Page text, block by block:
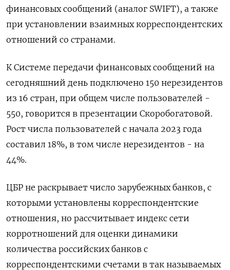
финансовых сообщений (аналог SWIFT), а также
при установлении взаимных корреспондентских
отношений со странами.
К Системе передачи финансовых сообщений на
сегодняшний день подключено 150 нерезидентов
из 16 стран, при общем числе пользователей -
550, говорится в презентации Скоробогатовой.
Рост числа пользователей с начала 2023 года
составил 18%, в том числе нерезидентов - на
44%.
ЦБР не раскрывает число зарубежных банков, с
которыми установлены корреспондентские
отношения, но рассчитывает индекс сети
корротношений для оценки динамики
количества российских банков с
корреспондентскими счетами в так называемых